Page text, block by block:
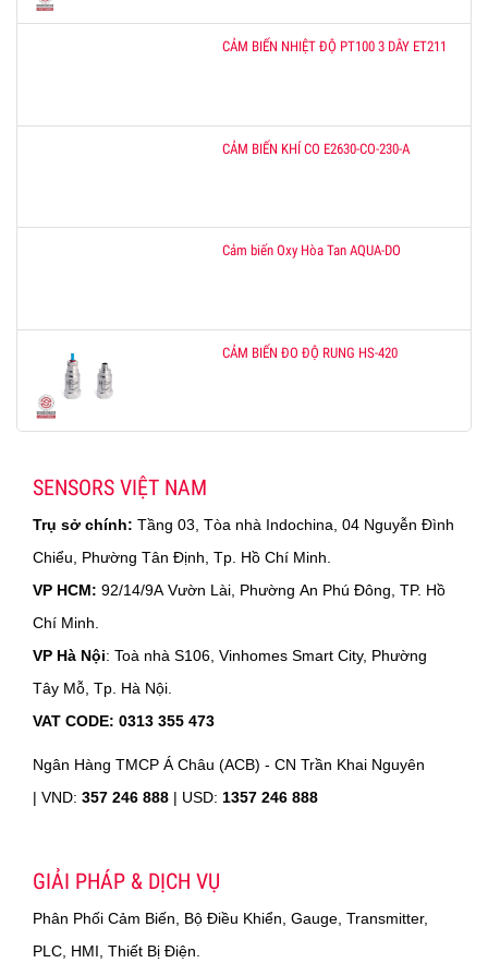
CẢM BIẾN NHIỆT ĐỘ PT100 3 DÂY ET211
CẢM BIẾN KHÍ CO E2630-CO-230-A
Cảm biến Oxy Hòa Tan AQUA-DO
CẢM BIẾN ĐO ĐỘ RUNG HS-420
SENSORS VIỆT NAM
Trụ sở chính: Tầng 03, Tòa nhà Indochina, 04 Nguyễn Đình
Chiểu, Phường Tân Định, Tp. Hồ Chí Minh.
VP HCM: 92/14/9A Vườn Lài, Phường An Phú Đông, TP. Hồ
Chí Minh.
VP Hà Nội: Toà nhà S106, Vinhomes Smart City, Phường
Tây Mỗ, Tp. Hà Nội.
VAT CODE: 0313 355 473
Ngân Hàng TMCP Á Châu (ACB) - CN Trần Khai Nguyên
| VND: 357 246 888 | USD: 1357 246 888
GIẢI PHÁP & DỊCH VỤ
Phân Phối Cảm Biến, Bộ Điều Khiển, Gauge, Transmitter,
PLC, HMI, Thiết Bị Điện.